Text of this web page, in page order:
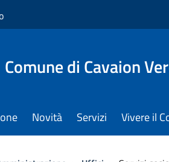
Comune di Cavaion
Novità Servizi Vivere il